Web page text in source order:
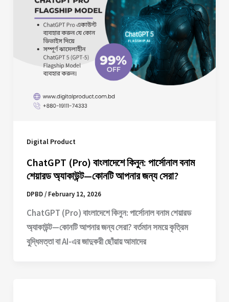
Digital Product
ChatGPT (Pro) বাংলাদেশে কিনুন: পার্সোনাল বনাম
শেয়ারড অ্যাকাউন্ট—কোনটি আপনার জন্য সেরা?
DPBD/ February 12, 2026
ChatGPT (Pro) বাংলাদেশে কিনুন: পার্সোনাল বনাম শেয়ারড
অ্যাকাউন্ট—কোনটি আপনার জন্য সেরা? বর্তমান সময়ে কৃত্রিম
বুদ্ধিমত্তা বা AI-এর জাদুকরী ছোঁয়ায় আমাদের